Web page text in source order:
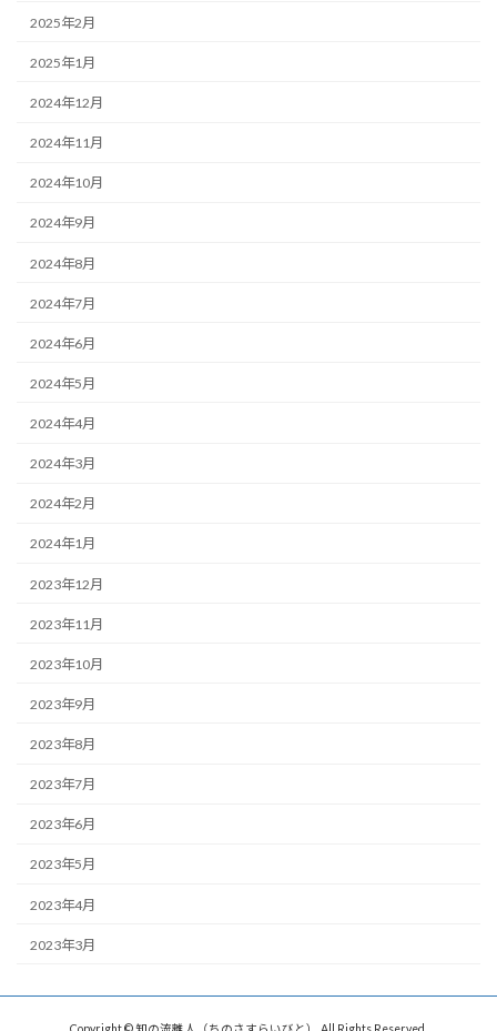
2025年2月
2025年1月
2024年12月
2024年11月
2024年10月
2024年9月
2024年8月
2024年7月
2024年6月
2024年5月
2024年4月
2024年3月
2024年2月
2024年1月
2023年12月
2023年11月
2023年10月
2023年9月
2023年8月
2023年7月
2023年6月
2023年5月
2023年4月
2023年3月